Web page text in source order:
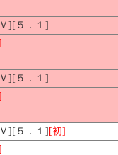
][５．１]
][５．１]
][５．１][初]